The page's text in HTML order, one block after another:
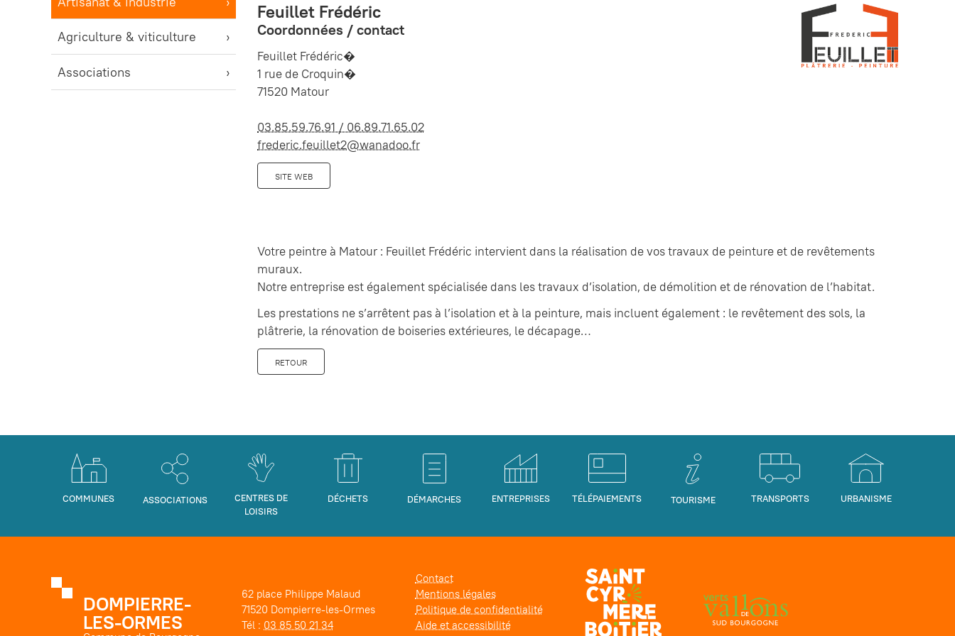
Agriculture & viticulture
Associations
Feuillet Frédéric
Coordonnées / contact
Feuillet Frédéric�
1 rue de Croquin�
71520 Matour
03.85.59.76.91 / 06.89.71.65.02
frederic.feuillet2@wanadoo.fr
SITE WEB
Votre peintre à Matour : Feuillet Frédéric intervient dans la réalisation de vos travaux de peinture et de revêtements
muraux.
Notre entreprise est également spécialisée dans les travaux d’isolation, de démolition et de rénovation de l’habitat.
Les prestations ne s’arrêtent pas à l’isolation et à la peinture, mais incluent également : le revêtement des sols, la
plâtrerie, la rénovation de boiseries extérieures, le décapage…
RETOUR
COMMUNES ASSOCIATIONS
CENTRES DE
LOISIRS
DÉCHETS DÉMARCHES ENTREPRISES TÉLÉPAIEMENTS TOURISME TRANSPORTS URBANISME
DOMPIERRE-
LES-ORMES
62 place Philippe Malaud
71520 Dompierre-les-Ormes
Tél : 03 85 50 21 34
Contact
Mentions légales
Politique de confidentialité
Aide et accessibilité